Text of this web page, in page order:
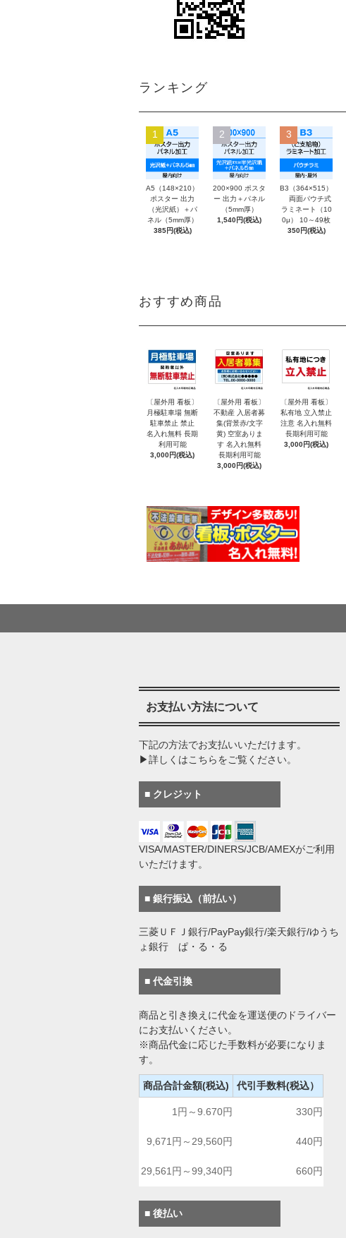
ランキング
1
A5（148×210）
ポスター 出力
（光沢紙）＋パ
ネル（5mm厚）
385円(税込)
2
200×900 ポスタ
ー 出力＋パネル
（5mm厚）
1,540円(税込)
3
B3（364×515）
両面パウチ式
ラミネート（10
0μ） 10～49枚
350円(税込)
おすすめ商品
〔屋外用 看板〕
月極駐車場 無断
駐車禁止 禁止
名入れ無料 長期
利用可能
3,000円(税込)
〔屋外用 看板〕
不動産 入居者募
集(背景赤/文字
黄) 空室ありま
す 名入れ無料
長期利用可能
3,000円(税込)
〔屋外用 看板〕
私有地 立入禁止
注意 名入れ無料
長期利用可能
3,000円(税込)
お支払い方法について
下記の方法でお支払いいただけます。
▶詳しくはこちらをご覧ください。
■ クレジット
VISA/MASTER/DINERS/JCB/AMEXがご利用
いただけます。
■ 銀行振込（前払い）
三菱ＵＦＪ銀行/PayPay銀行/楽天銀行/ゆうち
ょ銀行 ぱ・る・る
■ 代金引換
商品と引き換えに代金を運送便のドライバー
にお支払いください。
※商品代金に応じた手数料が必要になりま
す。
商品合計金額(税込) 代引手数料(税込）
1円～9.670円 330円
9,671円～29,560円 440円
29,561円～99,340円 660円
■ 後払い